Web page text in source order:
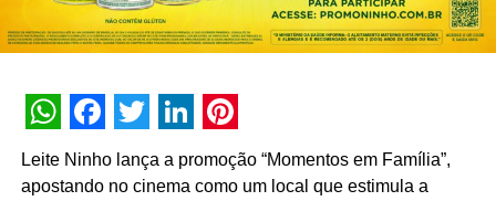
WhatsApp
Facebook
Twitter
LinkedIn
Pinterest
Leite Ninho lança a promoção “Momentos em Família”,
apostando no cinema como um local que estimula a